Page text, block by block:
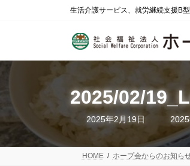
生活介護サービス、就労継続支援B
2025/02/
2025年2月19日
最
終
更
新
日
時
HOME ホープ会からのお知ら